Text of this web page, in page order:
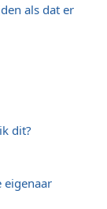
als dat er
dit?
eigenaar